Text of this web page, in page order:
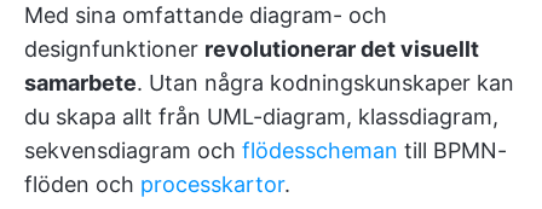
Med sina omfattande diagram- och
designfunktioner revolutionerar det visuellt
samarbete. Utan några kodningskunskaper kan
du skapa allt från UML-diagram, klassdiagram,
sekvensdiagram och flödesscheman till BPMN-
flöden och processkartor.